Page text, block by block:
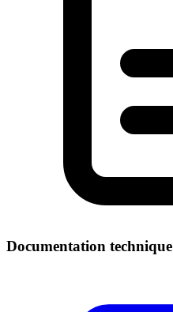
Documentation technique